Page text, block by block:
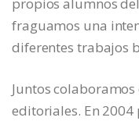
fraguamos una
diferentes trabajos
Juntos
editoriales. En 2004